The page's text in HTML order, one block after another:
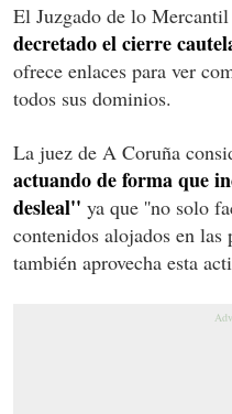
El Juzgado de lo
decretado el cierre
ofrece enlaces para ver
todos sus dominios.
La juez de A Coruña
actuando de forma que
desleal'' ya que ''no solo
contenidos alojados en las
también aprovecha esta